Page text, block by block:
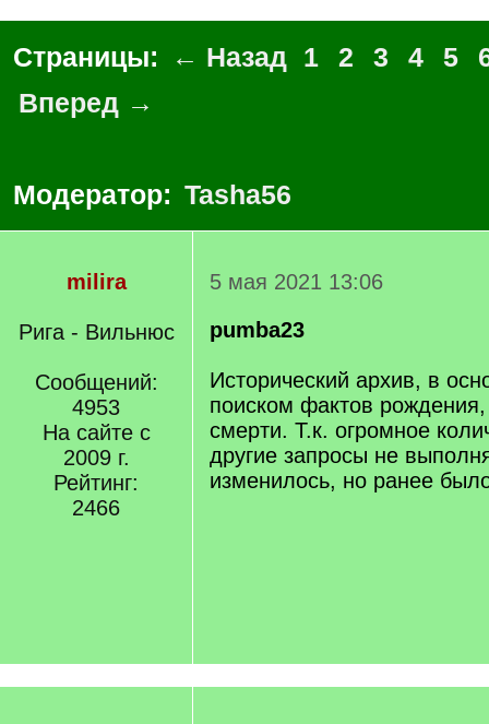
Страницы: ← Назад 1 2 3 4 5
Вперед →
Модератор: Tasha56
milira
Рига - Вильнюс
Сообщений:
4953
На сайте с
2009 г.
Рейтинг:
2466
5 мая 2021 13:06
pumba23
Исторический архив, в
поиском фактов рождения,
смерти. Т.к. огромное
другие запросы не
изменилось, но ранее